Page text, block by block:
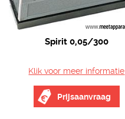
Spirit 0,05/300
Klik voor meer informatie
Prijsaanvraag